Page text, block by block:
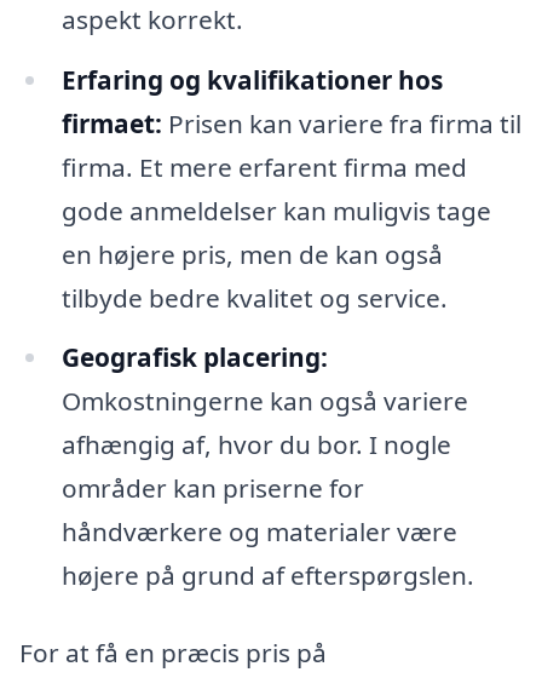
aspekt korrekt.
Erfaring og kvalifikationer hos
firmaet: Prisen kan variere fra firma til
firma. Et mere erfarent firma med
gode anmeldelser kan muligvis tage
en højere pris, men de kan også
tilbyde bedre kvalitet og service.
Geografisk placering:
Omkostningerne kan også variere
afhængig af, hvor du bor. I nogle
områder kan priserne for
håndværkere og materialer være
højere på grund af efterspørgslen.
For at få en præcis pris på